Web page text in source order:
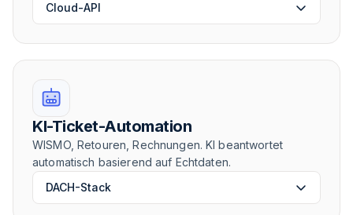
Cloud-API
KI-Ticket-Automation
WISMO, Retouren, Rechnungen. KI beantwortet
automatisch basierend auf Echtdaten.
DACH-Stack